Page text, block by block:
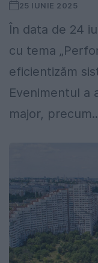
25 IUNIE 2025
În data de 24
cu tema
eficientizăm
Evenimentul a
major,